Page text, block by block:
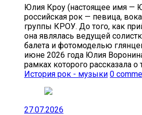
Юлия Кроу (настоящее имя —
российская рок — певица,
группы КРОУ. До того, как
она являлась ведущей
балета и фотомоделью
июне 2026 года Юлия
рамках которого рассказала о
История рок - музыки 0
27.07.2026